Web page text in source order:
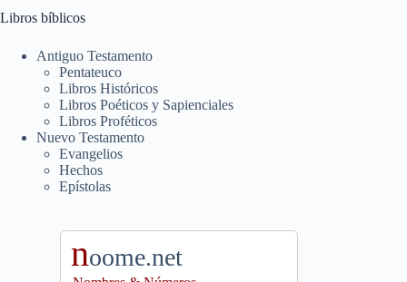
Libros bíblicos
Antiguo Testamento
Pentateuco
Libros Históricos
Libros Poéticos y Sapienciales
Libros Proféticos
Nuevo Testamento
Evangelios
Hechos
Epístolas
noome.net